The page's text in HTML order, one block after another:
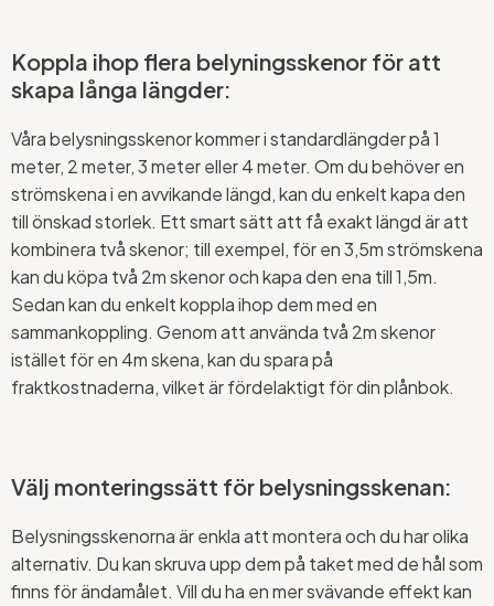
Koppla ihop flera belyningsskenor för att
skapa långa längder:
Våra belysningsskenor kommer i standardlängder på 1
meter, 2 meter, 3 meter eller 4 meter. Om du behöver en
strömskena i en avvikande längd, kan du enkelt kapa den
till önskad storlek. Ett smart sätt att få exakt längd är att
kombinera två skenor; till exempel, för en 3,5m strömskena
kan du köpa två 2m skenor och kapa den ena till 1,5m.
Sedan kan du enkelt koppla ihop dem med en
sammankoppling. Genom att använda två 2m skenor
istället för en 4m skena, kan du spara på
fraktkostnaderna, vilket är fördelaktigt för din plånbok.
Välj monteringssätt för belysningsskenan:
Belysningsskenorna är enkla att montera och du har olika
alternativ. Du kan skruva upp dem på taket med de hål som
finns för ändamålet. Vill du ha en mer svävande effekt kan